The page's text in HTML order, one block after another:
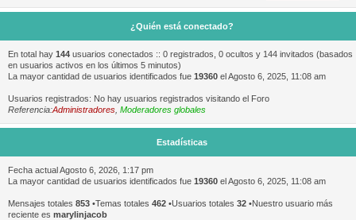
¿Quién está conectado?
En total hay 144 usuarios conectados :: 0 registrados, 0 ocultos y 144 invitados (basados
en usuarios activos en los últimos 5 minutos)
La mayor cantidad de usuarios identificados fue 19360 el Agosto 6, 2025, 11:08 am
Usuarios registrados: No hay usuarios registrados visitando el Foro
Referencia:Administradores Moderadores globales
Estadísticas
Fecha actual Agosto 6, 2026, 1:17 pm
La mayor cantidad de usuarios identificados fue 19360 el Agosto 6, 2025, 11:08 am
Mensajes totales 853 •Temas totales 462 •Usuarios totales 32 •Nuestro usuario más
reciente es marylinjacob